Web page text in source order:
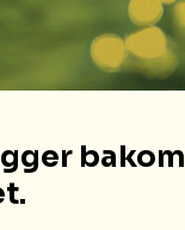
bakom